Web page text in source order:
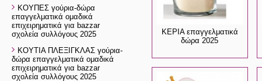
ΚΟΥΠΕΣ γούρια-δώρα
επαγγελματικά ομαδικά
επιχειρηματικά για bazzar
σχολεία συλλόγους 2025
ΚΟΥΤΙΑ ΠΛΕΞΙΓΚΛΑΣ γούρια-
δώρα επαγγελματικά ομαδικά
επιχειρηματικά για bazzar
σχολεία συλλόγους 2025
ΚΕΡΙΑ επαγγελματικά
δώρα 2025